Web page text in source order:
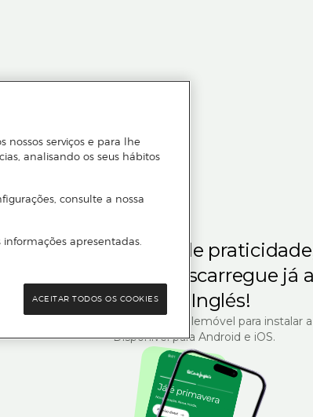
Para quem gosta de
Descarregue já
Corte Inglés!
Leia o código QR com o seu telemóvel para instalar
Disponível para Android e iOS.
nossos serviços e para lhe
analisando os seus hábitos
consulte a nossa
apresentadas.
ACEITAR TODOS OS COOKIES